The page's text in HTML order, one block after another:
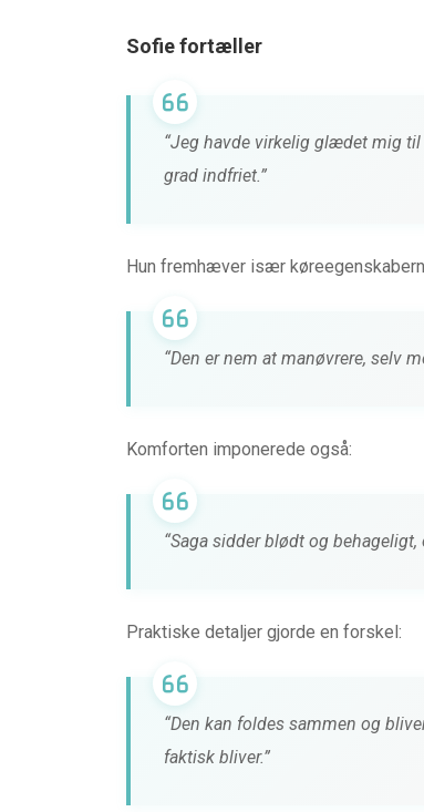
Sofie fortæller
“Jeg havde virkelig glædet mig
grad indfriet.”
Hun fremhæver især
“Den er nem at manøvrere, selv
Komforten imponerede også:
“Saga sidder blødt og
Praktiske detaljer gjorde en forskel:
“Den kan foldes sammen og
faktisk bliver.”
LOUNGE